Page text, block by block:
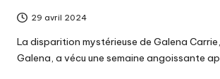
29 avril 2024
La disparition mystérieuse de Galena
Galena, a vécu une semaine angoissante